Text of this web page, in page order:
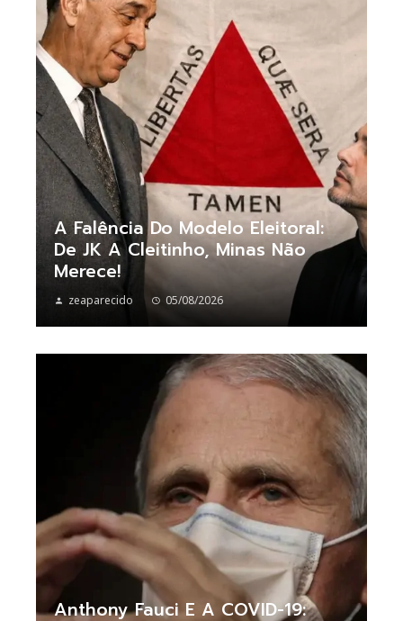
A Falência Do Modelo Eleitoral:
De JK A Cleitinho, Minas Não
Merece!
zeaparecido 05/08/2026
Anthony Fauci E A COVID-19: